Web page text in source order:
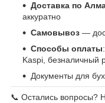
Доставка по
аккуратно
Самовывоз —
Способы оплаты
Kaspi, безналичный
Документы для
📞 Остались